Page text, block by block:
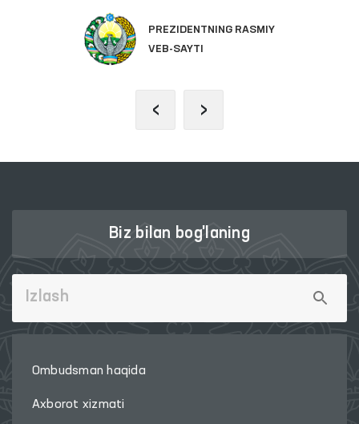
PREZIDENTNING RASMIY
VEB-SAYTI
‹ ›
Biz bilan bog'laning
Ombudsman haqida
Axborot xizmati